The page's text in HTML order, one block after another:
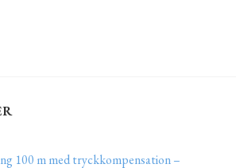
100 m med tryckkompensation –